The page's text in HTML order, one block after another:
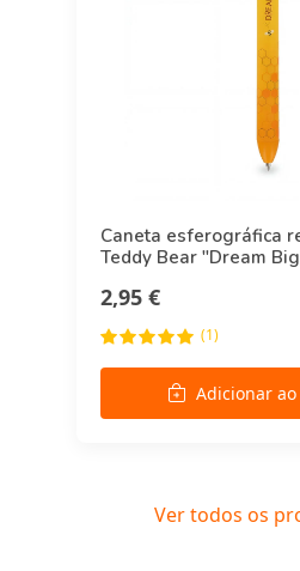
Caneta esferográfica
Teddy Bear "Dream
2,95 €
(1)
Adicionar
Ver todos os